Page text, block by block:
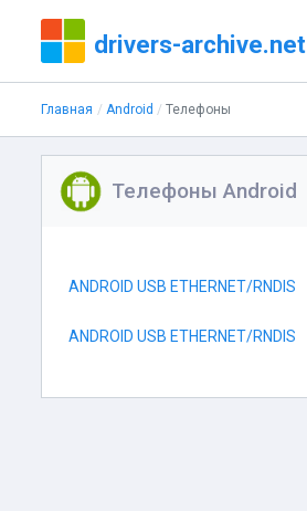
drivers-archive.net
Главная Android Телефоны
Телефоны Android
ANDROID USB ETHERNET/RNDIS
ANDROID USB ETHERNET/RNDIS